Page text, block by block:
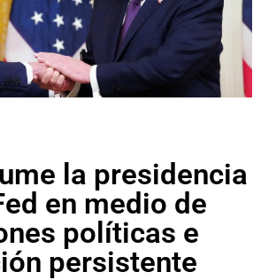
la presidencia
en medio de
políticas e
persistente